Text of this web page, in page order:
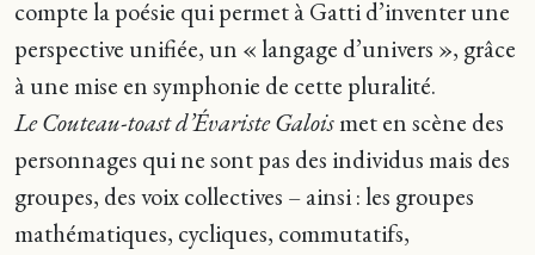
compte la poésie qui permet à Gatti d’inventer une
perspective unifiée, un « langage d’univers », grâce
à une mise en symphonie de cette pluralité.
Le Couteau-toast d’Évariste Galoismet en scène des
personnages qui ne sont pas des individus mais des
groupes, des voix collectives – ainsi : les groupes
mathématiques, cycliques, commutatifs,